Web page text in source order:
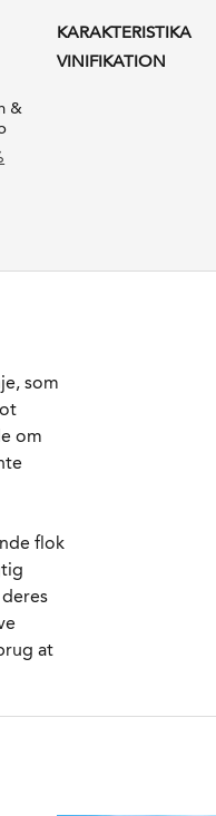
&
KARAKTERISTIKA
VINIFIKATION
som
om
flok
at
af